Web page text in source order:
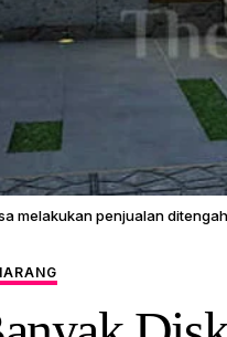
melakukan penjualan